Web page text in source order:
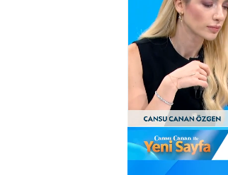
Sesi
Yüklendi:
11.11%